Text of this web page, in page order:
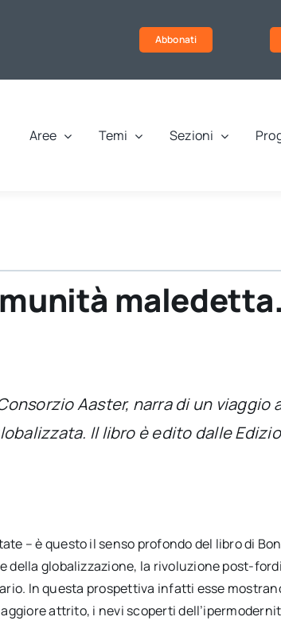
Abbonati
Aree Temi Sezioni
Aaster, narra di un viaggio
Il libro è edito dalle
– è questo il senso profondo del libro di
globalizzazione, la rivoluzione post-
In questa prospettiva infatti esse
attrito, i nevi scoperti